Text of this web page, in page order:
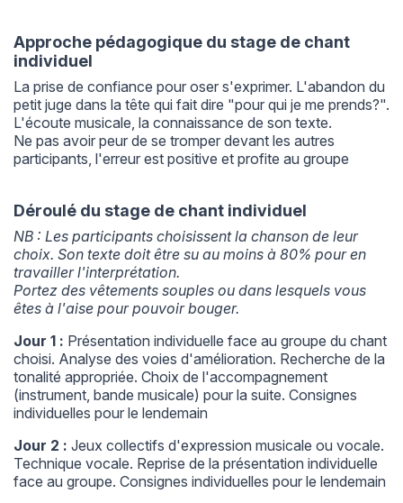
Approche pédagogique du stage de chant
individuel
La prise de confiance pour oser s'exprimer. L'abandon du
petit juge dans la tête qui fait dire "pour qui je me prends?".
L'écoute musicale, la connaissance de son texte.
Ne pas avoir peur de se tromper devant les autres
participants, l'erreur est positive et profite au groupe
Déroulé du stage de chant individuel
NB : Les participants choisissent la chanson de leur
choix. Son texte doit être su au moins à 80% pour en
travailler l'interprétation.
Portez des vêtements souples ou dans lesquels vous
êtes à l'aise pour pouvoir bouger.
Jour 1 : Présentation individuelle face au groupe du chant
choisi. Analyse des voies d'amélioration. Recherche de la
tonalité appropriée. Choix de l'accompagnement
(instrument, bande musicale) pour la suite. Consignes
individuelles pour le lendemain
Jour 2 : Jeux collectifs d'expression musicale ou vocale.
Technique vocale. Reprise de la présentation individuelle
face au groupe. Consignes individuelles pour le lendemain